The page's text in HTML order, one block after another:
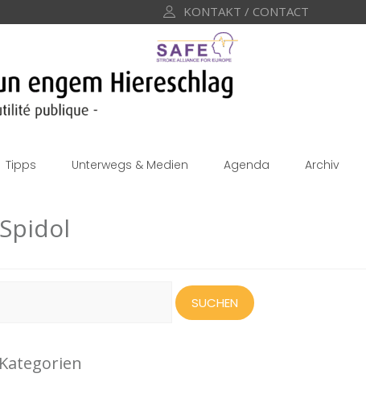
KONTAKT / CONTACT
Tipps Unterwegs & Medien Agenda Archiv
Kategorien